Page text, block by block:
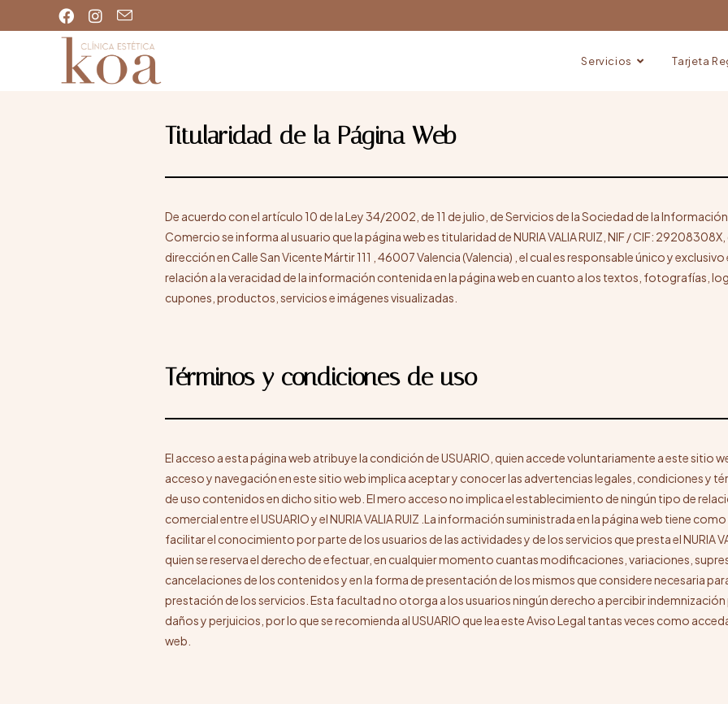
Servicios Tarjeta
Titularidad de la Página Web
De acuerdo con el artículo 10 de la Ley 34/2002, de 11 de julio, de Servicios de la Sociedad de la
Comercio se informa al usuario que la página web es titularidad de NURIA VALIA RUIZ, NIF / CIF:
dirección en Calle San Vicente Mártir 111 , 46007 Valencia (Valencia) , el cual es responsable único y exclusivo
relación a la veracidad de la información contenida en la página web en cuanto a los textos, fotografías,
cupones, productos, servicios e imágenes visualizadas.
Términos y condiciones de uso
El acceso a esta página web atribuye la condición de USUARIO, quien accede voluntariamente a este sitio
acceso y navegación en este sitio web implica aceptar y conocer las advertencias legales, condiciones y
de uso contenidos en dicho sitio web. El mero acceso no implica el establecimiento de ningún tipo de
comercial entre el USUARIO y el NURIA VALIA RUIZ .La información suministrada en la página web tiene
facilitar el conocimiento por parte de los usuarios de las actividades y de los servicios que presta el NURIA
quien se reserva el derecho de efectuar, en cualquier momento cuantas modificaciones, variaciones,
cancelaciones de los contenidos y en la forma de presentación de los mismos que considere necesaria
prestación de los servicios. Esta facultad no otorga a los usuarios ningún derecho a percibir
daños y perjuicios, por lo que se recomienda al USUARIO que lea este Aviso Legal tantas veces como
web.